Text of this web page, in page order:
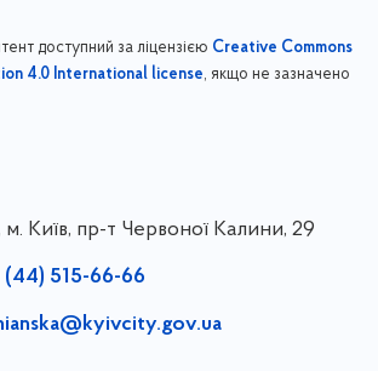
доступний за ліцензією Creative Commons
4.0 International license, якщо не зазначено
м. Київ, пр-т Червоної Калини, 29
(44) 515-66-66